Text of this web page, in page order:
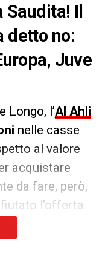
Saudita! Il
detto no:
Juve
Longo, l’Al Ahli
nelle casse
al valore
acquistare
da fare, però,
l’offerta
in